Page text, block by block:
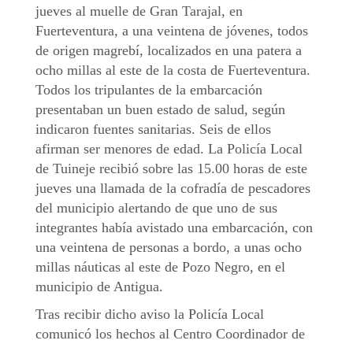
jueves al muelle de Gran Tarajal, en
Fuerteventura, a una veintena de jóvenes, todos
de origen magrebí, localizados en una patera a
ocho millas al este de la costa de Fuerteventura.
Todos los tripulantes de la embarcación
presentaban un buen estado de salud, según
indicaron fuentes sanitarias. Seis de ellos
afirman ser menores de edad. La Policía Local
de Tuineje recibió sobre las 15.00 horas de este
jueves una llamada de la cofradía de pescadores
del municipio alertando de que uno de sus
integrantes había avistado una embarcación, con
una veintena de personas a bordo, a unas ocho
millas náuticas al este de Pozo Negro, en el
municipio de Antigua.
Tras recibir dicho aviso la Policía Local
comunicó los hechos al Centro Coordinador de